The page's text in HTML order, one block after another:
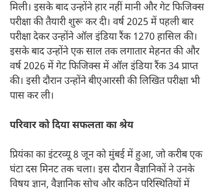
मिली। इसके बाद उन्होंने हार नहीं मानी और गेट फिजिक्स
परीक्षा की तैयारी शुरू कर दी। वर्ष 2025 में पहली बार
परीक्षा देकर उन्होंने ऑल इंडिया रैंक 1270 हासिल की।
इसके बाद उन्होंने एक साल तक लगातार मेहनत की और
वर्ष 2026 में गेट फिजिक्स में ऑल इंडिया रैंक 34 प्राप्त
की। इसी दौरान उन्होंने बीएआरसी की लिखित परीक्षा भी
पास कर ली।
परिवार को दिया सफलता का श्रेय
प्रियंका का इंटरव्यू 8 जून को मुंबई में हुआ, जो करीब एक
घंटा दस मिनट तक चला। इस दौरान वैज्ञानिकों ने उनके
विषय ज्ञान, वैज्ञानिक सोच और कठिन परिस्थितियों में